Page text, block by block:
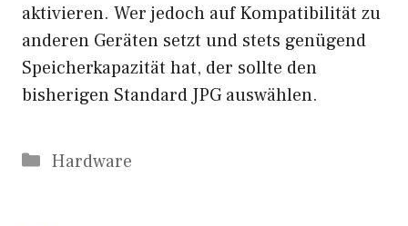
aktivieren. Wer jedoch auf Kompatibilität zu
anderen Geräten setzt und stets genügend
Speicherkapazität hat, der sollte den
bisherigen Standard JPG auswählen.
Kategorien
Hardware